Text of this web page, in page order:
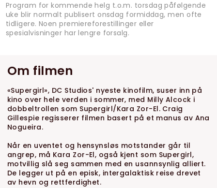
Program for kommende helg t.o.m. torsdag påfølgende
uke blir normalt publisert onsdag formiddag, men ofte
tidligere. Noen premiereforestillinger eller
spesialvisninger har lengre forsalg.
Om filmen
«Supergirl», DC Studios' nyeste kinofilm, suser inn på
kino over hele verden i sommer, med Milly Alcock i
dobbeltrollen som Supergirl/Kara Zor-El. Craig
Gillespie regisserer filmen basert på et manus av Ana
Nogueira.
Når en uventet og hensynsløs motstander går til
angrep, må Kara Zor-El, også kjent som Supergirl,
motvillig slå seg sammen med en usannsynlig alliert.
De legger ut på en episk, intergalaktisk reise drevet
av hevn og rettferdighet.